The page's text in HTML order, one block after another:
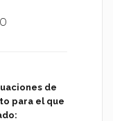
de
para el que